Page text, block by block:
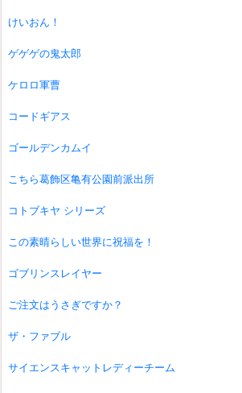
けいおん！
ゲゲゲの鬼太郎
ケロロ軍曹
コードギアス
ゴールデンカムイ
こちら葛飾区亀有公園前派出所
コトブキヤ シリーズ
この素晴らしい世界に祝福を！
ゴブリンスレイヤー
ご注文はうさぎですか？
ザ・ファブル
サイエンスキャットレディーチーム